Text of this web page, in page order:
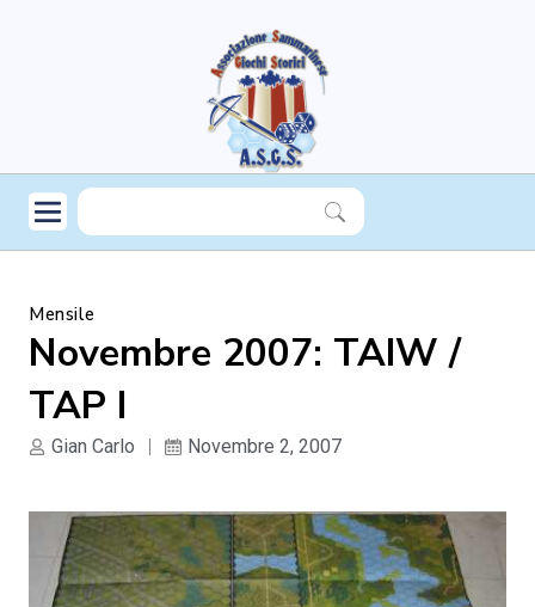
Mensile
Novembre 2007: TAIW /
TAP I
Gian Carlo Novembre 2, 2007